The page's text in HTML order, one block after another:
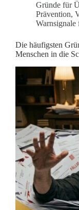
Gründe für
Prävention,
Die häufigsten
Menschen in die